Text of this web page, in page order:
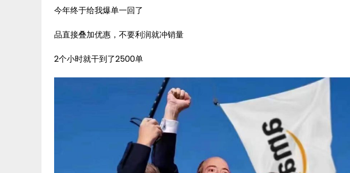
今年终于给我爆单一回了
品直接叠加优惠，不要利润就冲销量
2个小时就干到了2500单